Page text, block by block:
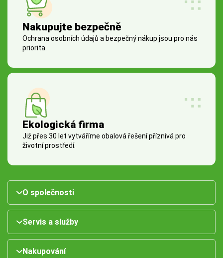
Nakupujte bezpečně
Ochrana osobních údajů a bezpečný nákup jsou pro nás
priorita.
Ekologická firma
Již přes 30 let vytváříme obalová řešení příznivá pro
životní prostředí.
O společnosti
Servis a služby
Nakupování